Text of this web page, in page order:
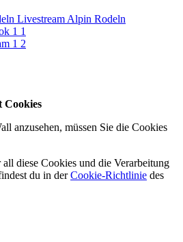
Livestream Alpin Rodeln
Cookies
anzusehen, müssen Sie die Cookies
diese Cookies und die Verarbeitung
du in derCookie-Richtlinie des